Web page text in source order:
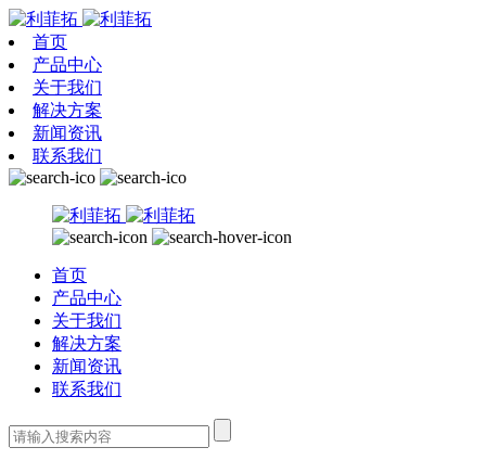
首页
产品中心
关于我们
解决方案
新闻资讯
联系我们
首页
产品中心
关于我们
解决方案
新闻资讯
联系我们